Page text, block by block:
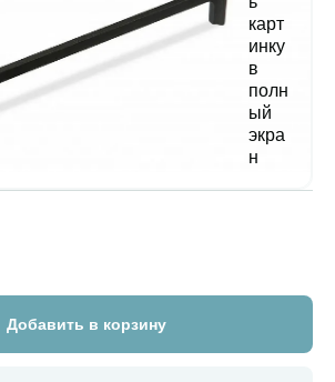
Добавить в корзину